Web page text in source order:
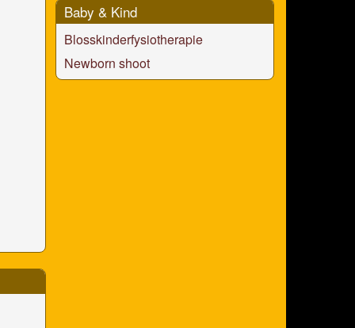
Baby & Kind
Blosskinderfysiotherapie
Newborn shoot